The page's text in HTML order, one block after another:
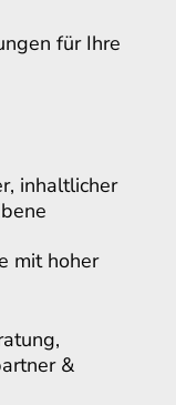
für Ihre
inhaltlicher
mit hoher
&